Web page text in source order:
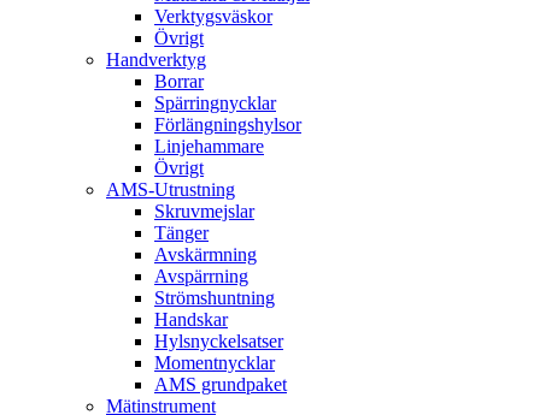
Verktygsväskor
Övrigt
Handverktyg
Borrar
Spärringnycklar
Förlängningshylsor
Linjehammare
Övrigt
AMS-Utrustning
Skruvmejslar
Tänger
Avskärmning
Avspärrning
Strömshuntning
Handskar
Hylsnyckelsatser
Momentnycklar
AMS grundpaket
Mätinstrument